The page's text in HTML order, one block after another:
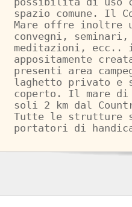
spazio comune. Il
Mare offre inoltre
convegni,
meditazioni,
appositamente
presenti area
laghetto privato e
coperto. Il mare
soli 2 km dal
Tutte le strutture
portatori di